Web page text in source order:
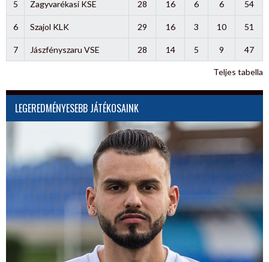
5 Zagyvarékasi KSE 28 16 6 6 54
6 Szajol KLK 29 16 3 10 51
7 Jászfényszaru VSE 28 14 5 9 47
Teljes tabella
LEGEREDMÉNYESEBB JÁTÉKOSAINK